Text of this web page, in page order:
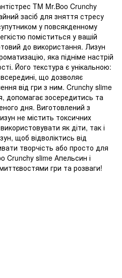
TM Mr.Boo Crunchy
засіб для зняття стресу
у повсякденному
поміститься у вашій
до використання. Лизун
яка підніме настрій
Його текстура є унікальною:
що дозволяє
від гри з ним. Crunchy slime
допомагає зосередитись та
дня. Виготовлений з
не містить токсичних
як діти, так і
щоб відволіктись від
творчість або просто для
Crunchy slime Апельсин і
гри та розваги!